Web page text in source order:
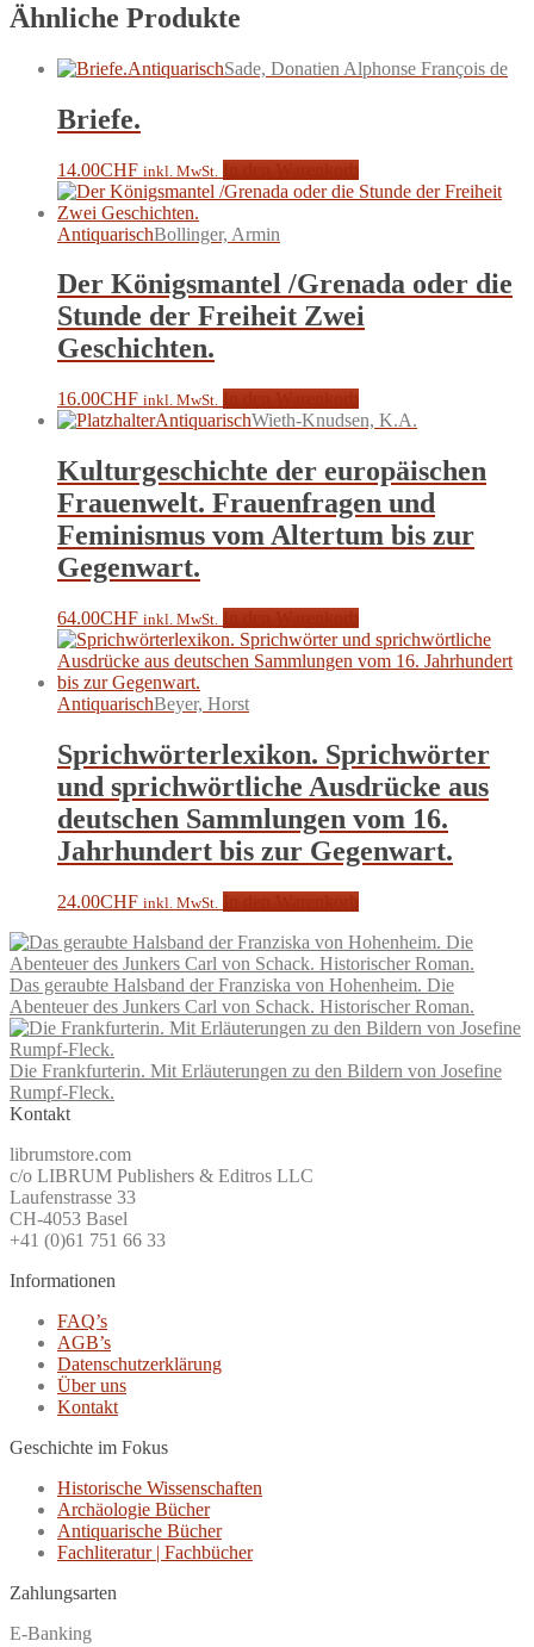
Ähnliche Produkte
AntiquarischSade, Donatien Alphonse François de
Briefe.
14.00CHF inkl. MwSt.
AntiquarischBollinger, Armin
Der Königsmantel /Grenada oder die
Stunde der Freiheit Zwei
Geschichten.
16.00CHF inkl. MwSt.
AntiquarischWieth-Knudsen, K.A.
Kulturgeschichte der europäischen
Frauenwelt. Frauenfragen und
Feminismus vom Altertum bis zur
Gegenwart.
64.00CHF inkl. MwSt.
AntiquarischBeyer, Horst
Sprichwörterlexikon. Sprichwörter
und sprichwörtliche Ausdrücke aus
deutschen Sammlungen vom 16.
Jahrhundert bis zur Gegenwart.
24.00CHF inkl. MwSt.
Das geraubte Halsband der Franziska von Hohenheim. Die
Abenteuer des Junkers Carl von Schack. Historischer Roman.
Die Frankfurterin. Mit Erläuterungen zu den Bildern von Josefine
Rumpf-Fleck.
Kontakt
librumstore.com
c/o LIBRUM Publishers & Editros LLC
Laufenstrasse 33
CH-4053 Basel
+41 (0)61 751 66 33
Informationen
FAQ’s
AGB’s
Datenschutzerklärung
Über uns
Kontakt
Geschichte im Fokus
Historische Wissenschaften
Archäologie Bücher
Antiquarische Bücher
Fachliteratur | Fachbücher
Zahlungsarten
E-Banking